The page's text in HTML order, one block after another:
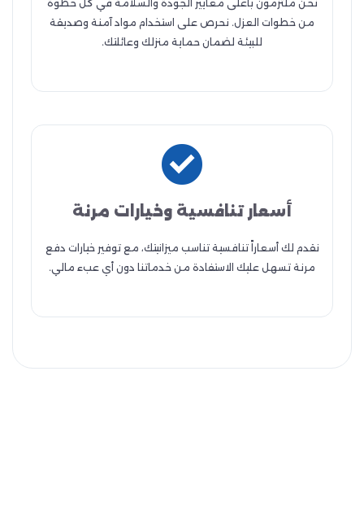
نحن ملتزمون بأعلى معايير الجودة والسلامة في كل خطوة
من خطوات العزل. نحرص على استخدام مواد آمنة وصديقة
للبيئة لضمان حماية منزلك وعائلتك.
أسعار تنافسية وخيارات مرنة
نقدم لك أسعاراً تنافسية تناسب ميزانيتك، مع توفير خيارات دفع
مرنة تسهل عليك الاستفادة من خدماتنا دون أي عبء مالي.